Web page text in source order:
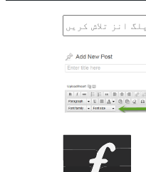
پلگ
تلاش
کریں